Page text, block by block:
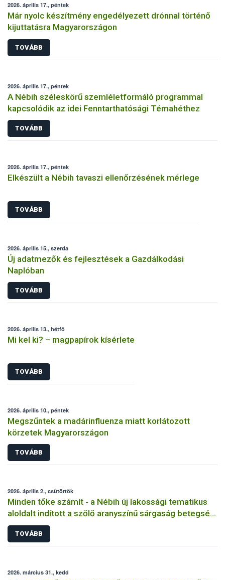
2026. április 17., péntek
Már nyolc készítmény engedélyezett drónnal történő
kijuttatásra Magyarországon
TOVÁBB
2026. április 17., péntek
A Nébih széleskörű szemléletformáló programmal
kapcsolódik az idei Fenntarthatósági Témahéthez
TOVÁBB
2026. április 17., péntek
Elkészült a Nébih tavaszi ellenőrzésének mérlege
TOVÁBB
2026. április 15., szerda
Új adatmezők és fejlesztések a Gazdálkodási
Naplóban
TOVÁBB
2026. április 13., hétfő
Mi kel ki? – magpapírok kísérlete
TOVÁBB
2026. április 10., péntek
Megszűntek a madárinfluenza miatt korlátozott
körzetek Magyarországon
TOVÁBB
2026. április 2., csütörtök
Minden tőke számít - a Nébih új lakossági tematikus
aloldalt indított a szőlő aranyszínű sárgaság betegség
megfékezése érdekében
TOVÁBB
2026. március 31., kedd